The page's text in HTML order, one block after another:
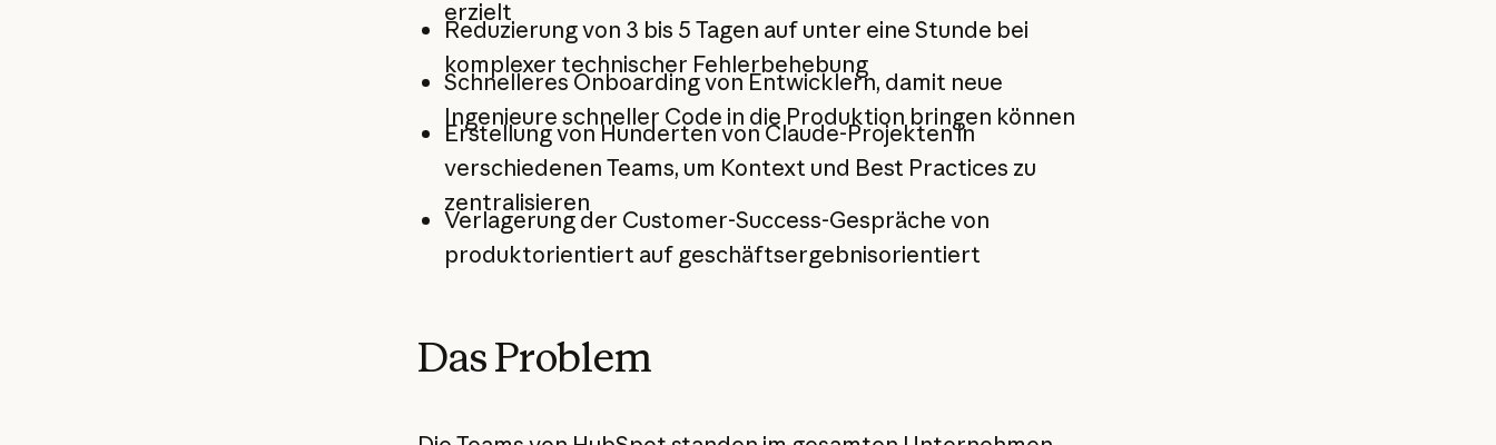
erzielt
Reduzierung von 3 bis 5 Tagen auf unter eine Stunde bei
komplexer technischer Fehlerbehebung
Schnelleres Onboarding von Entwicklern, damit neue
Ingenieure schneller Code in die Produktion bringen können
Erstellung von Hunderten von Claude-Projekten in
verschiedenen Teams, um Kontext und Best Practices zu
zentralisieren
Verlagerung der Customer-Success-Gespräche von
produktorientiert auf geschäftsergebnisorientiert
Das Problem